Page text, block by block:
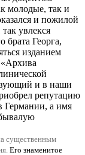
молодые, так и
и пожилой
увлекся
брата Георга,
изданием
и в наши
репутацию
Германии, а имя
существенным
Его знаменитое